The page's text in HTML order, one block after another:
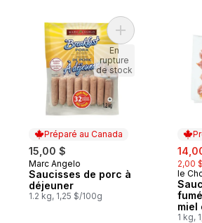
Préparé au Canada
15,00 $
Préparé au Canada
Marc Angelo
Saucisses de porc à
déjeuner
1.2 kg, 1,25 $/100g
Ajouter
En
rupture
de stock
sale:
2,00
le
miel
1 kg,